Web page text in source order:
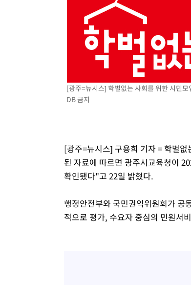
민주 콩고 에볼라환자 4천명 돌파, 4053명 발
[속보]'300억원대 사기 혐의' 차가원 대표 구속
"미 전국적 살모네라 식중독 원인은 멕시코산
[속보]경찰·노동부, HL만도 평택사업장 끼임
[속보]합수본, '투표율 허위 입력' 중앙·서울·
[속보]원·달러 환율, 오전 9시 1423.8원
[속보]삼성전자·SK하이닉스 동반 강보합
[속보]코스닥, 5.95포인트(0.74%) 상승한
이란, 호르무즈서 "적국 목표물들"과 대치로 남
[광주=뉴시스] 학벌없는 사회를 위한 시민
DB 금지
[광주=뉴시스] 구용희 기자 = 학벌
된 자료에 따르면 광주시교육청이
확인됐다"고 22일 밝혔다.
행정안전부와 국민권익위원회가 공
적으로 평가, 수요자 중심의 민원서